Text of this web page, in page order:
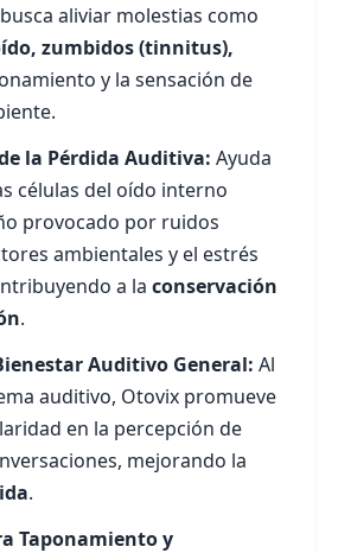
aliviar molestias como
zumbidos (tinnitus),
y la sensación de
la Pérdida Auditiva: Ayuda
células del oído interno
provocado por ruidos
ambientales y el estrés
a la conservación
.
Auditivo General: Al
auditivo, Otovix promueve
en la percepción de
mejorando la
.
Taponamiento y